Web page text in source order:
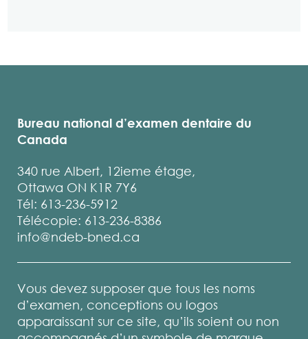
Bureau national d’examen dentaire du
Canada
340 rue Albert, 12ieme étage,
Ottawa ON K1R 7Y6
Tél: 613-236-5912
Télécopie: 613-236-8386
info@ndeb-bned.ca
Vous devez supposer que tous les noms
d’examen, conceptions ou logos
apparaissant sur ce site, qu’ils soient ou non